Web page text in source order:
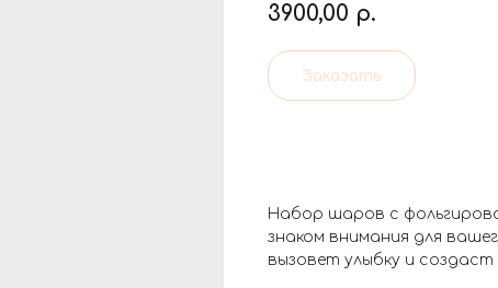
3900,00 р.
Заказать
Набор шаров с
знаком внимания для
вызовет улыбку и